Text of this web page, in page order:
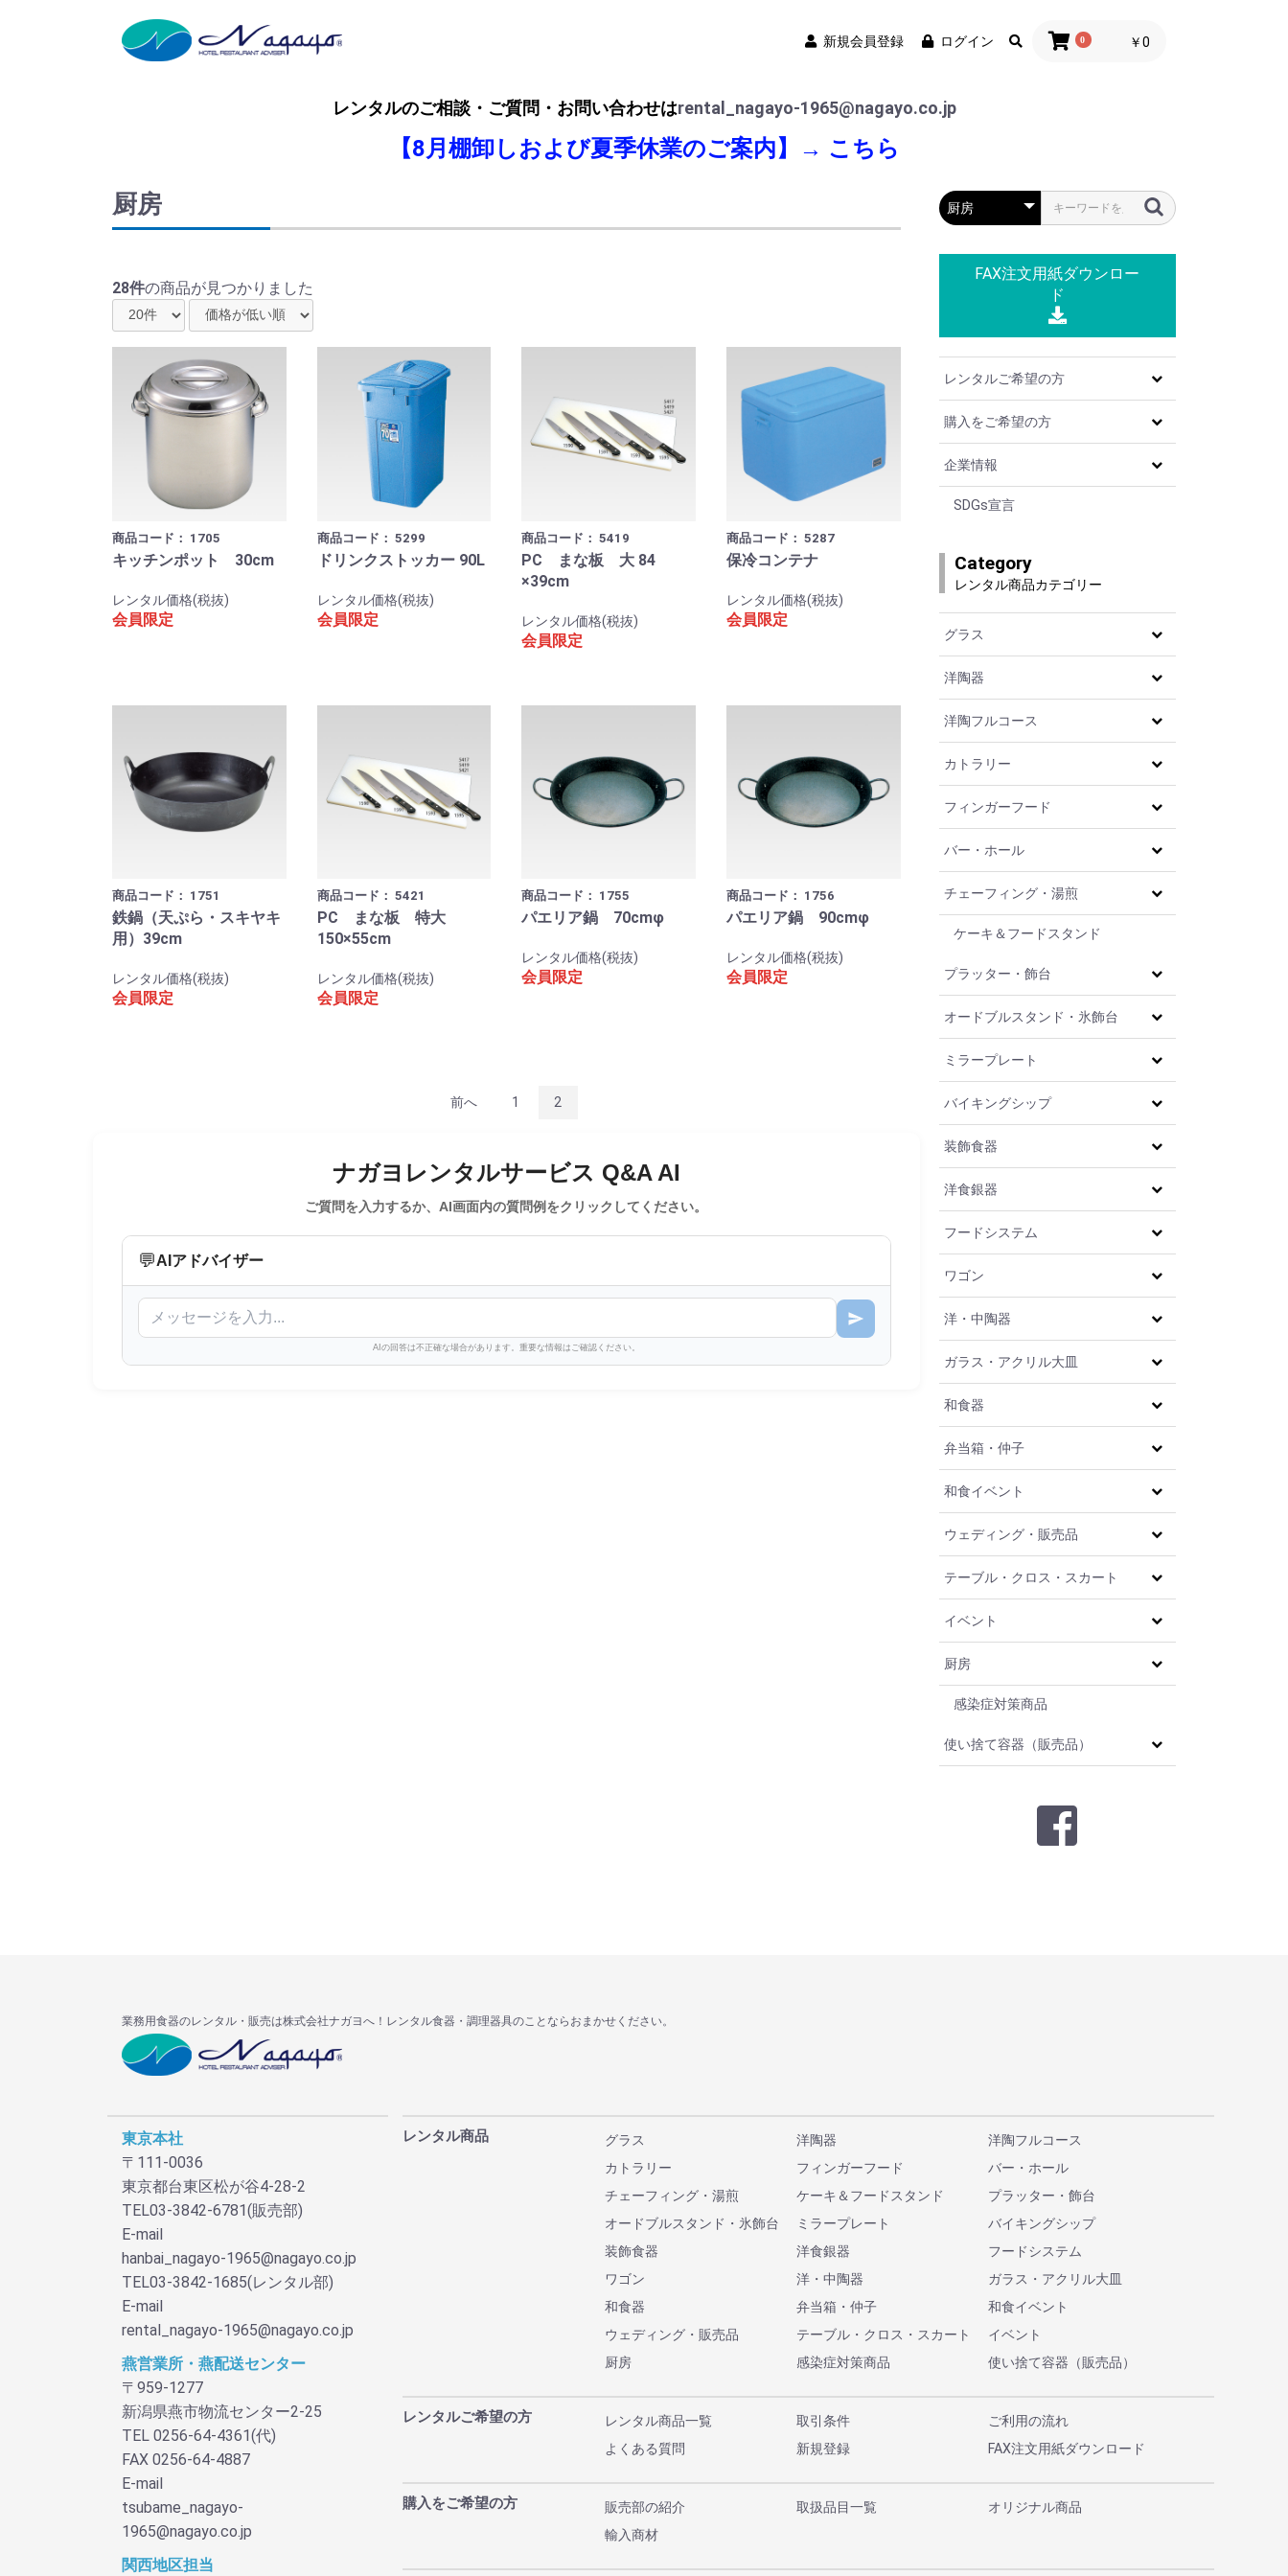
新規会員登録 ログイン 0 ￥0
レンタルのご相談・ご質問・お問い合わせはrental_nagayo-1965@nagayo.co.jp
【8月棚卸しおよび夏季休業のご案内】→ こちら
厨房
28件の商品が見つかりました
商品コード： 1705
キッチンポット 30cm
レンタル価格(税抜)
会員限定
商品コード： 5299
ドリンクストッカー 90L
レンタル価格(税抜)
会員限定
商品コード：5419
PC まな板 大 84
×39cm
レンタル価格(税抜)
会員限定
商品コード： 5287
保冷コンテナ
レンタル価格(税抜)
会員限定
商品コード： 1751
鉄鍋（天ぷら・スキヤキ
用）39cm
レンタル価格(税抜)
会員限定
商品コード： 5421
PC まな板 特大
150×55cm
レンタル価格(税抜)
会員限定
商品コード： 1755
パエリア鍋 70cmφ
レンタル価格(税抜)
会員限定
商品コード： 1756
パエリア鍋 90cmφ
レンタル価格(税抜)
会員限定
前へ 1 2
ナガヨレンタルサービス Q&A AI
ご質問を入力するか、AI画面内の質問例をクリックしてください。
💬AIアドバイザー
AIの回答は不正確な場合があります。重要な情報はご確認ください。
FAX注文用紙ダウンロー
ド
レンタルご希望の方
購入をご希望の方
企業情報
SDGs宣言
Category
レンタル商品カテゴリー
グラス
洋陶器
洋陶フルコース
カトラリー
フィンガーフード
バー・ホール
チェーフィング・湯煎
ケーキ＆フードスタンド
プラッター・飾台
オードブルスタンド・氷飾台
ミラープレート
バイキングシップ
装飾食器
洋食銀器
フードシステム
ワゴン
洋・中陶器
ガラス・アクリル大皿
和食器
弁当箱・仲子
和食イベント
ウェディング・販売品
テーブル・クロス・スカート
イベント
厨房
感染症対策商品
使い捨て容器（販売品）
業務用食器のレンタル・販売は株式会社ナガヨへ！レンタル食器・調理器具のことならおまかせください。
東京本社
〒111-0036
東京都台東区松が谷4-28-2
TEL03-3842-6781(販売部)
E-mail
hanbai_nagayo-1965@nagayo.co.jp
TEL03-3842-1685(レンタル部)
E-mail
rental_nagayo-1965@nagayo.co.jp
燕営業所・燕配送センター
〒959-1277
新潟県燕市物流センター2-25
TEL 0256-64-4361(代)
FAX 0256-64-4887
E-mail
tsubame_nagayo-
1965@nagayo.co.jp
関西地区担当
レンタル商品 グラス 洋陶器
洋陶フルコース
カトラリー
フィンガーフード
バー・ホール
チェーフィング・湯煎
ケーキ＆フードスタンド
プラッター・飾台
オードブルスタンド・氷飾台
ミラープレート
バイキングシップ
装飾食器
洋食銀器
フードシステム
ワゴン
洋・中陶器
ガラス・アクリル大皿
和食器
弁当箱・仲子
和食イベント
ウェディング・販売品
テーブル・クロス・スカート
イベント
厨房
感染症対策商品 使い捨て容器（販売品）
レンタルご希望の方 レンタル商品一覧 取引条件
ご利用の流れ
よくある質問
新規登録 FAX注文用紙ダウンロード
購入をご希望の方 販売部の紹介 取扱品目一覧
オリジナル商品
輸入商材